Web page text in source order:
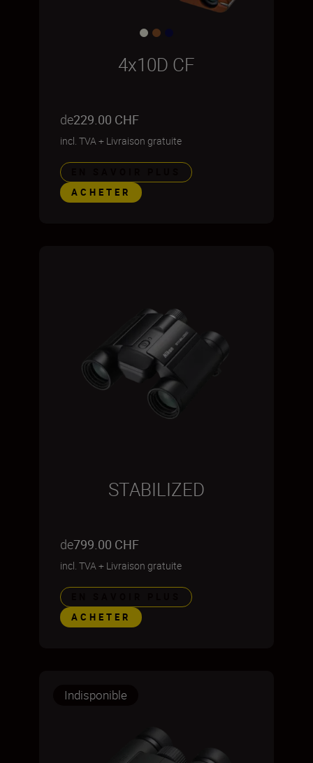
4x10D CF
de229.00 CHF
incl. TVA+ Livraison gratuite
ACHETER
STABILIZED
de799.00 CHF
incl. TVA+ Livraison gratuite
ACHETER
Indisponible